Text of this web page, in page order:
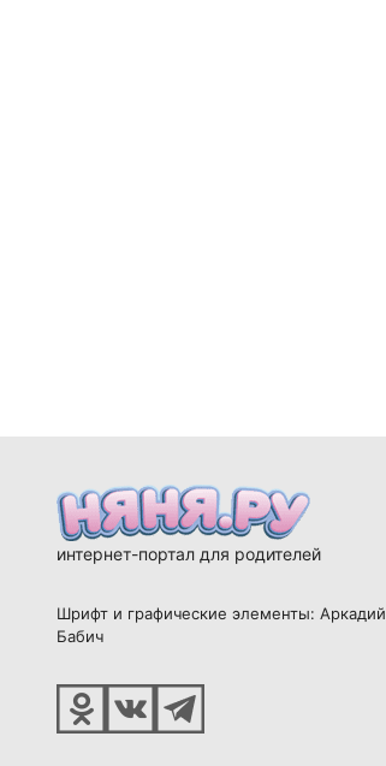
интернет-портал для родителей
Шрифт и графические элементы: Аркадий
Бабич